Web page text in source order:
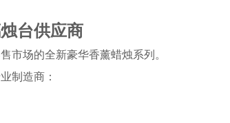
台供应商
市场的全新豪华香薰蜡烛系列。
制造商：